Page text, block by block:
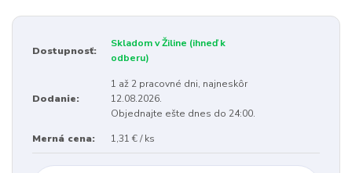
Dostupnosť:
Skladom v Žiline (ihneď k
odberu)
Dodanie:
1 až 2 pracovné dni, najneskôr
12.08.2026.
Objednajte ešte dnes do 24:00.
Merná cena: 1,31 € / ks